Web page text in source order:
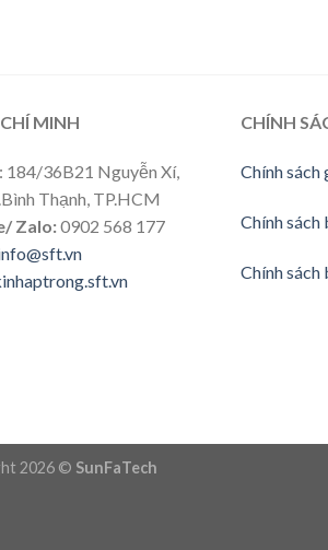
MINH
: 184/36B21 Nguyễn Xí,
Thạnh, TP.HCM
Zalo:0902 568 177
CHÍNH
Chính sách
Chính sách
Chính
2026 © SunFaTech